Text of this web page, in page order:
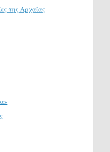
της Αρχαίας